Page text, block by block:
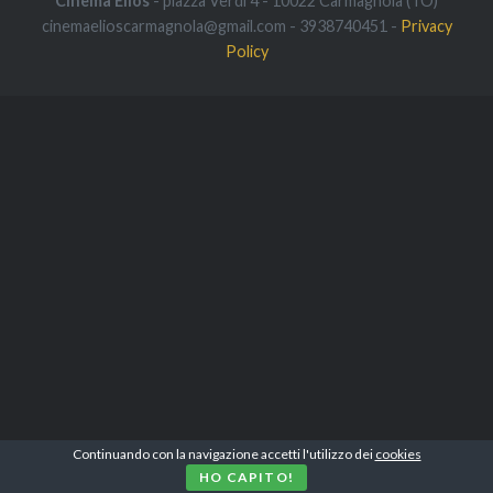
cinemaelioscarmagnola@gmail.com - 3938740451 - Privacy
Policy
Continuando con la navigazione accetti l'utilizzo dei cookies
HO CAPITO!